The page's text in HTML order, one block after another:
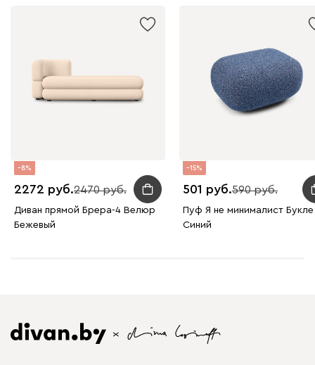
8
2272 2470
Диван прямой Брера-4 Велюр
Бежевый
15
501 590
Пуф Я не минималист Букле
Синий